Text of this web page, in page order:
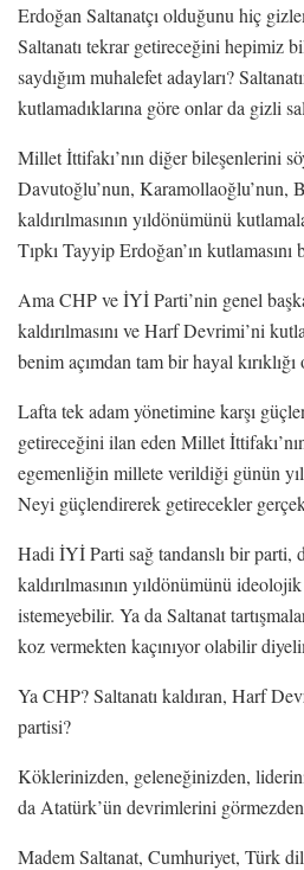
Erdoğan Saltanatçı olduğunu hiç
Saltanatı tekrar getireceğini hepimiz
saydığım muhalefet adayları?
kutlamadıklarına göre onlar da gizli
Millet İttifakı’nın diğer bileşenlerini
Davutoğlu’nun, Karamollaoğlu’nun,
kaldırılmasının yıldönümünü
Tıpkı Tayyip Erdoğan’ın
Ama CHP ve İYİ Parti’nin genel
kaldırılmasını ve Harf Devrimi’ni
benim açımdan tam bir hayal kırıklığı
Lafta tek adam yönetimine karşı
getireceğini ilan eden Millet
egemenliğin millete verildiği günün
Neyi güçlendirerek getirecekler
Hadi İYİ Parti sağ tandanslı bir parti,
kaldırılmasının yıldönümünü
istemeyebilir. Ya da Saltanat
koz vermekten kaçınıyor olabilir
Ya CHP? Saltanatı kaldıran, Harf
partisi?
Köklerinizden, geleneğinizden,
da Atatürk’ün devrimlerini
Madem Saltanat, Cumhuriyet, Türk